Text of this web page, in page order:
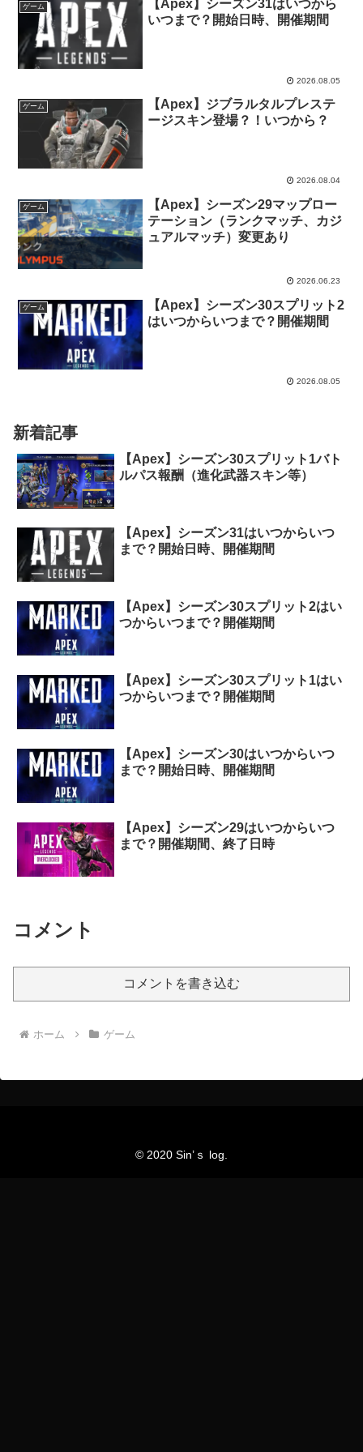
ゲーム
【Apex】シーズン31はいつから
いつまで？開始日時、開催期間
2026.08.05
ゲーム
【Apex】ジブラルタルプレステ
ージスキン登場？！いつから？
2026.08.04
ゲーム
【Apex】シーズン29マップロー
テーション（ランクマッチ、カジ
ュアルマッチ）変更あり
2026.06.23
ゲーム
【Apex】シーズン30スプリット2
はいつからいつまで？開催期間
2026.08.05
新着記事
【Apex】シーズン30スプリット1バト
ルパス報酬（進化武器スキン等）
【Apex】シーズン31はいつからいつ
まで？開始日時、開催期間
【Apex】シーズン30スプリット2はい
つからいつまで？開催期間
【Apex】シーズン30スプリット1はい
つからいつまで？開催期間
【Apex】シーズン30はいつからいつ
まで？開始日時、開催期間
【Apex】シーズン29はいつからいつ
まで？開催期間、終了日時
コメント
コメントを書き込む
ホーム ゲーム
© 2020 Sin’ｓ log.